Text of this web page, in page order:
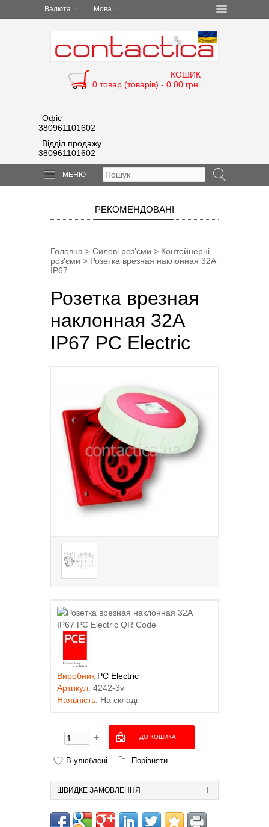
Валюта Мова
КОШИК
0 товар (товарів) - 0.00 грн.
Офіс
380961101602
Відділ продажу
380961101602
МЕНЮ
РЕКОМЕНДОВАНІ
Головна > Силові роз'єми > Контейнерні
роз'єми > Розетка врезная наклонная 32А
IP67
Розетка врезная
наклонная 32А
IP67 PC Electric
Виробник PC Electric
Артикул: 4242-3v
Наявність: На складі
В улюблені Порівняти
ШВИДКЕ ЗАМОВЛЕННЯ